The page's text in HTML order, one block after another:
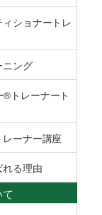
ショナートレ
ニング
®トレーナート
ーナー講座
る理由